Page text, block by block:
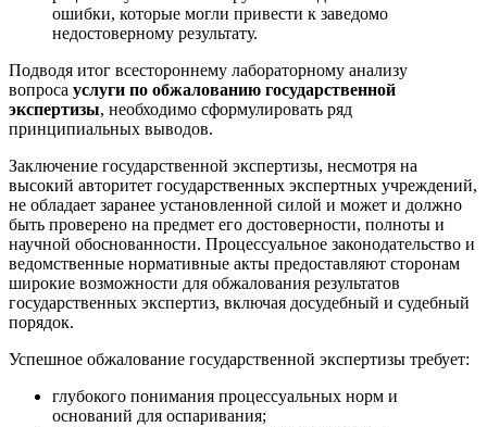
ошибки, которые могли привести к заведомо
недостоверному результату.
Подводя итог всестороннему лабораторному анализу
вопроса услуги по обжалованию государственной
экспертизы, необходимо сформулировать ряд
принципиальных выводов.
Заключение государственной экспертизы, несмотря на
высокий авторитет государственных экспертных учреждений,
не обладает заранее установленной силой и может и должно
быть проверено на предмет его достоверности, полноты и
научной обоснованности. Процессуальное законодательство и
ведомственные нормативные акты предоставляют сторонам
широкие возможности для обжалования результатов
государственных экспертиз, включая досудебный и судебный
порядок.
Успешное обжалование государственной экспертизы требует:
глубокого понимания процессуальных норм и
оснований для оспаривания;